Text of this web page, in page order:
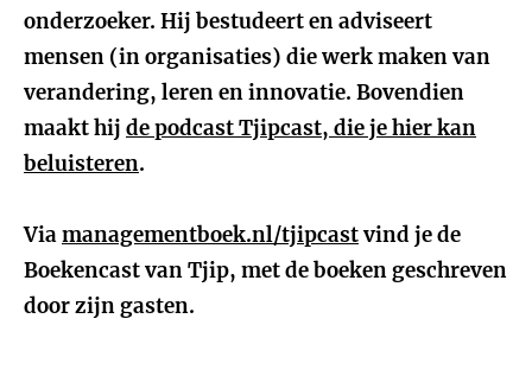
onderzoeker. Hij bestudeert en adviseert
mensen (in organisaties) die werk maken van
verandering, leren en innovatie. Bovendien
maakt hij de podcast Tjipcast, die je hier kan
beluisteren.
Viamanagementboek.nl/tjipcastvind je de
Boekencast van Tjip, met de boeken geschreven
door zijn gasten.